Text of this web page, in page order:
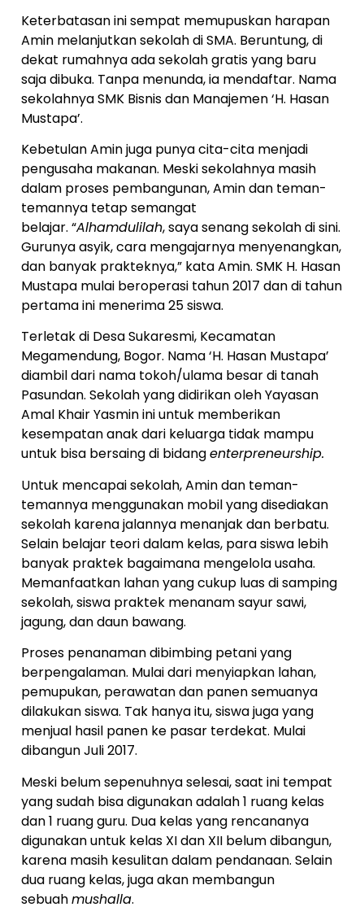
Keterbatasan ini sempat memupuskan harapan
Amin melanjutkan sekolah di SMA. Beruntung, di
dekat rumahnya ada sekolah gratis yang baru
saja dibuka. Tanpa menunda, ia mendaftar. Nama
sekolahnya SMK Bisnis dan Manajemen ‘H. Hasan
Mustapa’.
Kebetulan Amin juga punya cita-cita menjadi
pengusaha makanan. Meski sekolahnya masih
dalam proses pembangunan, Amin dan teman-
temannya tetap semangat
belajar. “Alhamdulilah, saya senang sekolah di sini.
Gurunya asyik, cara mengajarnya menyenangkan,
dan banyak prakteknya,” kata Amin. SMK H. Hasan
Mustapa mulai beroperasi tahun 2017 dan di tahun
pertama ini menerima 25 siswa.
Terletak di Desa Sukaresmi, Kecamatan
Megamendung, Bogor. Nama ‘H. Hasan Mustapa’
diambil dari nama tokoh/ulama besar di tanah
Pasundan. Sekolah yang didirikan oleh Yayasan
Amal Khair Yasmin ini untuk memberikan
kesempatan anak dari keluarga tidak mampu
untuk bisa bersaing di bidangenterpreneurship.
Untuk mencapai sekolah, Amin dan teman-
temannya menggunakan mobil yang disediakan
sekolah karena jalannya menanjak dan berbatu.
Selain belajar teori dalam kelas, para siswa lebih
banyak praktek bagaimana mengelola usaha.
Memanfaatkan lahan yang cukup luas di samping
sekolah, siswa praktek menanam sayur sawi,
jagung, dan daun bawang.
Proses penanaman dibimbing petani yang
berpengalaman. Mulai dari menyiapkan lahan,
pemupukan, perawatan dan panen semuanya
dilakukan siswa. Tak hanya itu, siswa juga yang
menjual hasil panen ke pasar terdekat. Mulai
dibangun Juli 2017.
Meski belum sepenuhnya selesai, saat ini tempat
yang sudah bisa digunakan adalah 1 ruang kelas
dan 1 ruang guru. Dua kelas yang rencananya
digunakan untuk kelas XI dan XII belum dibangun,
karena masih kesulitan dalam pendanaan. Selain
dua ruang kelas, juga akan membangun
sebuahmushalla.